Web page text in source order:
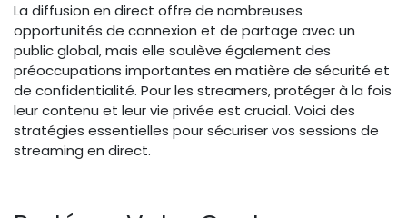
La diffusion en direct offre de nombreuses
opportunités de connexion et de partage avec un
public global, mais elle soulève également des
préoccupations importantes en matière de sécurité et
de confidentialité. Pour les streamers, protéger à la fois
leur contenu et leur vie privée est crucial. Voici des
stratégies essentielles pour sécuriser vos sessions de
streaming en direct.